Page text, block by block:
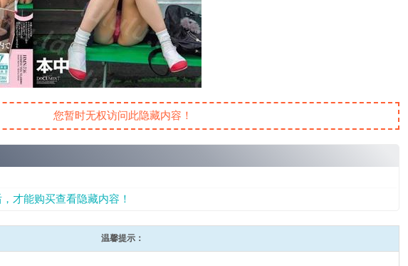
您暂时无权访问此隐藏内容！
，才能购买查看隐藏内容！
温馨提示：